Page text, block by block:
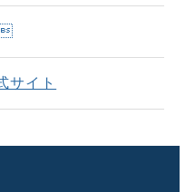
イト